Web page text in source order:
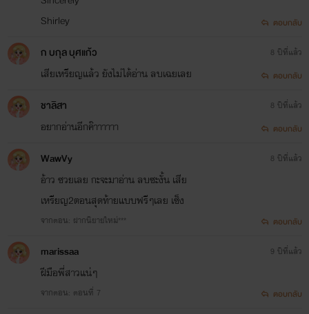
ติดตามข่าวสารการอัพเดทนิยายได้จากเพจ
ได้เลยค่าาาา
Shirley
ตอบกลับ
ก บกุล บุศแก้ว
เสียเหรียญแล้ว ยังไม่ได้อ่าน ลบเฉยเลย
8 ปีที่แล้ว
ตอบกลับ
ชาลิสา
อยากอ่านอีกค๊าาาาาา
8 ปีที่แล้ว
ตอบกลับ
WawVy
อ้าว ซวยเลย กะจะมาอ่าน ลบซะงั้น เสีย
เหรียญ2ตอนสุดท้ายแบบฟรีๆเลย เซ็ง
จากตอน: ฝากนิยายใหม่***
8 ปีที่แล้ว
ตอบกลับ
marissaa
ฝีมือพี่สาวแน่ๆ
จากตอน: ตอนที่ 7
9 ปีที่แล้ว
ตอบกลับ